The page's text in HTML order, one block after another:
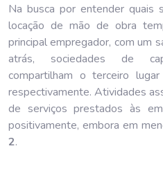
Na busca por entender quais
locação de mão de obra
principal empregador, com um
atrás, sociedades de
compartilham o terceiro
respectivamente. Atividades
de serviços prestados às
positivamente, embora em
2.